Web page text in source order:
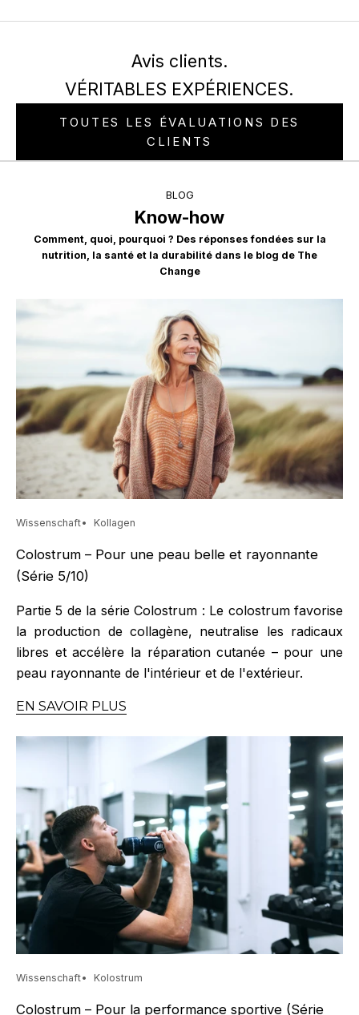
Avis clients.
VÉRITABLES EXPÉRIENCES.
TOUTES LES ÉVALUATIONS DES
CLIENTS
BLOG
Know-how
Comment, quoi, pourquoi ? Des réponses fondées sur la
nutrition, la santé et la durabilité dans le blog de The
Change
Wissenschaft Kollagen
Colostrum – Pour une peau belle et rayonnante
(Série 5/10)
Partie 5 de la série Colostrum : Le colostrum favorise
la production de collagène, neutralise les radicaux
libres et accélère la réparation cutanée – pour une
peau rayonnante de l'intérieur et de l'extérieur.
EN SAVOIR PLUS
Wissenschaft Kolostrum
Colostrum – Pour la performance sportive (Série